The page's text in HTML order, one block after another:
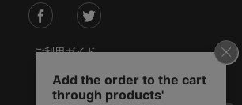
ご利用ガイド
会社概要